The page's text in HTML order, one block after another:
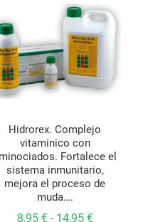
Hidrorex. Complejo
vitaminico con
Fortalece el
sistema inmunitario,
mejora el proceso de
muda….
8,95 € - 14,95 €Rango